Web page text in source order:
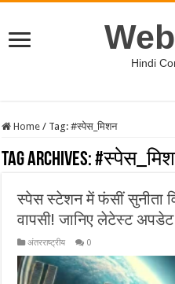
Hindi
Home / Tag:#स्पेस_मिशन
Tag Archives:
स्पेस स्टेशन में फंसीं सुनीता
वापसी! जानिए लेटेस्ट अपडेट
अंतरराष्ट्रीय 0